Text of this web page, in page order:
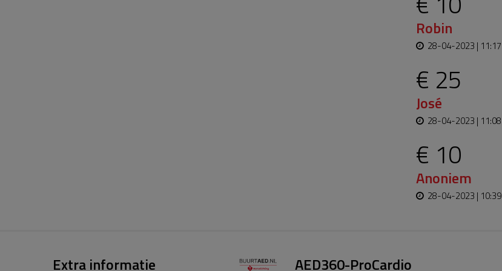
Robin
28-04-2023 | 11:17
€ 25
José
28-04-2023 | 11:08
€ 10
Anoniem
28-04-2023 | 10:39
Extra informatie AED360-ProCardio